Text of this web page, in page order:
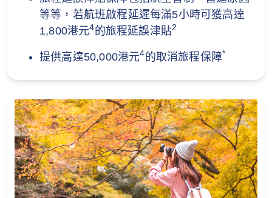
等等，若航班啟程延遲每滿5小時可獲高達
1,800港元4的旅程延誤津貼2
提供高達50,000港元4的取消旅程保障*